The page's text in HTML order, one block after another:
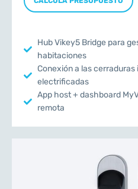
Hub Vikey5 Bridge para
habitaciones
Conexión a las
electrificadas
App host + dashboard
remota